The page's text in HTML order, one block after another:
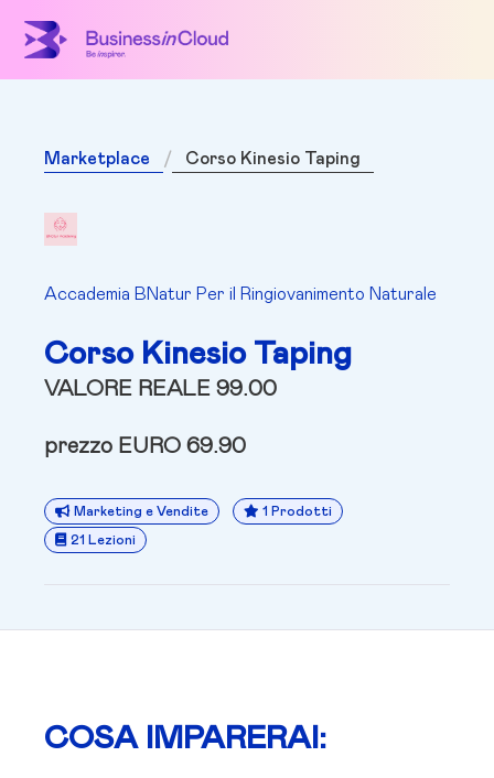
Marketplace Corso Kinesio Taping
Accademia BNatur Per il Ringiovanimento Naturale
Corso Kinesio Taping
VALORE REALE 99.00
prezzo EURO 69.90
Marketing e Vendite 1 Prodotti
21 Lezioni
COSA IMPARERAI: